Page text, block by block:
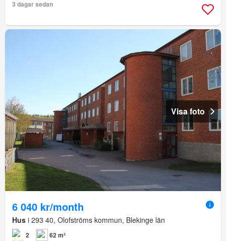
3 dagar sedan
Visa foto
6 040 kr/month
Hus i 293 40, Olofströms kommun, Blekinge län
2 62 m²